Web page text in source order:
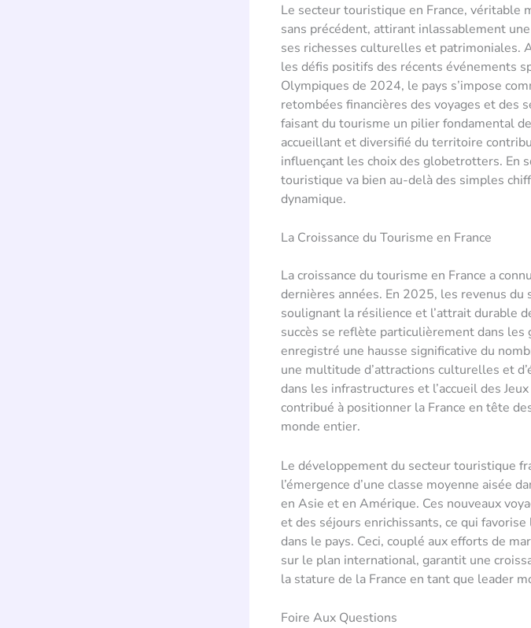
Le secteur touristique en France, véritable
sans précédent, attirant inlassablement
ses richesses culturelles et patrimoniales.
les défis positifs des récents événements
Olympiques de 2024, le pays s’impose
retombées financières des voyages et des
faisant du tourisme un pilier fondamental
accueillant et diversifié du territoire
influençant les choix des globetrotters. En
touristique va bien au-delà des simples
dynamique.
La Croissance du Tourisme en France
La croissance du tourisme en France a
dernières années. En 2025, les revenus
soulignant la résilience et l’attrait durable
succès se reflète particulièrement dans les
enregistré une hausse significative du
une multitude d’attractions culturelles et
dans les infrastructures et l’accueil des
contribué à positionner la France en tête
monde entier.
Le développement du secteur touristique
l’émergence d’une classe moyenne aisée
en Asie et en Amérique. Ces nouveaux
et des séjours enrichissants, ce qui
dans le pays. Ceci, couplé aux efforts de
sur le plan international, garantit une
la stature de la France en tant que leader
Foire Aux Questions